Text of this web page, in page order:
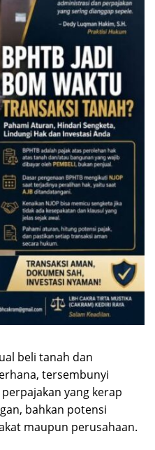
beli tanah dan
tersembunyi
yang kerap
bahkan potensi
maupun perusahaan.